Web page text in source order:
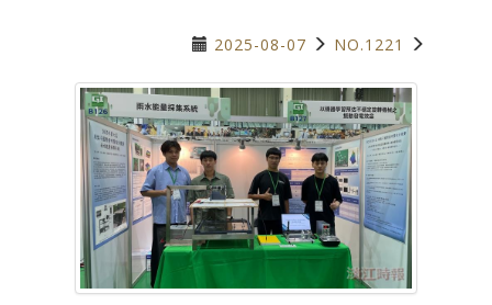
2025-08-07 NO.1221